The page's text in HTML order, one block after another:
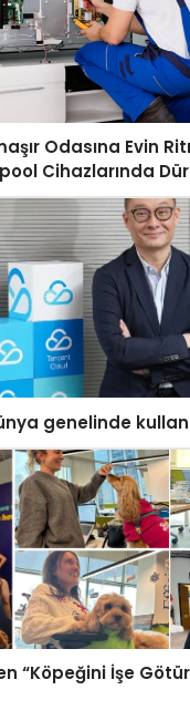
Odasına Evin
Cihazlarında
genelinde
“Köpeğini İşe